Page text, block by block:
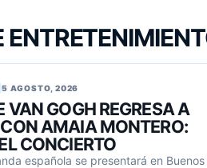
5 AGOSTO, 2026
VAN GOGH REGRESA A
AMAIA MONTERO:
CONCIERTO
española se presentará en Buenos